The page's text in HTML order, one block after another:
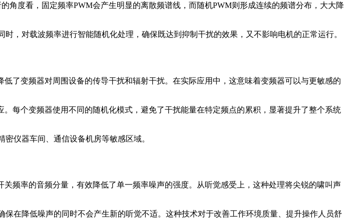
度看，固定频率PWM会产生明显的离散频谱线，而随机PWM则形成连续的频谱分布，大大降
，对载波频率进行智能随机化处理，确保既达到抑制干扰的效果，又不影响电机的正常运行。
了变频器对周围设备的传导干扰和辐射干扰。在实际应用中，这意味着变频器可以与更敏感的
每个变频器使用不同的随机化模式，避免了干扰能量在特定频点的累积，显著提升了整个系统
仪器车间、通信设备机房等敏感区域。
频率的音频分量，有效降低了单一频率噪声的强度。从听觉感受上，这种处理将尖锐的啸叫声
在降低噪声的同时不会产生新的听觉不适。这种技术对于改善工作环境质量、提升操作人员舒